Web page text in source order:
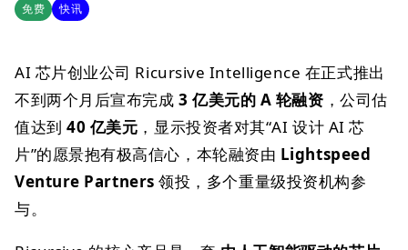
免费 快讯
AI 芯片创业公司 Ricursive Intelligence 在正式推出
不到两个月后宣布完成 3 亿美元的 A 轮融资 ，公司估
值达到40 亿美元 ，显示投资者对其“AI 设计 AI 芯
片”的愿景抱有极高信心，本轮融资由 Lightspeed
Venture Partners 领投，多个重量级投资机构参
与。